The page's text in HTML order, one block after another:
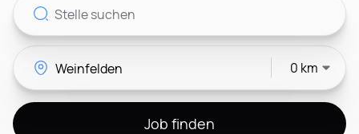
0 km
Job finden